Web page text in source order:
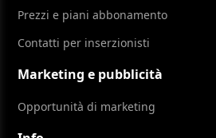
Prezzi e piani abbonamento
Contatti per inserzionisti
Marketing e pubblicità
Opportunità di marketing